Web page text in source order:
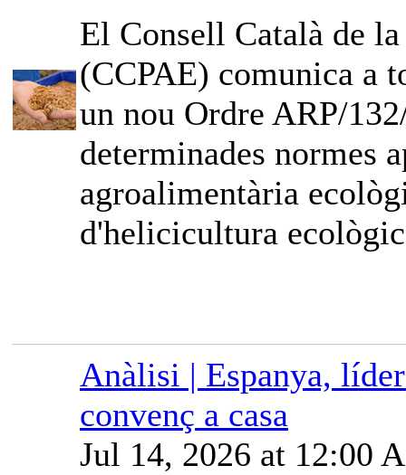
El Consell Català de
(CCPAE) comunica a
un nou Ordre ARP/
determinades normes
agroalimentària
d'helicicultura
Anàlisi | Espanya,
convenç a casa
Jul 14, 2026 at 12:00